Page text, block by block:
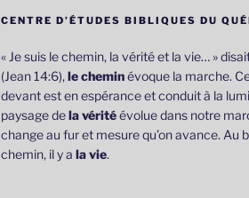
CENTRE D’ÉTUDES BIBLIQUES DU
« Je suis le chemin, la vérité et la vie… »
(Jean 14:6), le cheminévoque la marche.
devant est en espérance et conduit à la
paysage dela véritéévolue dans notre
change au fur et mesure qu’on avance. Au
chemin, il y a la vie.